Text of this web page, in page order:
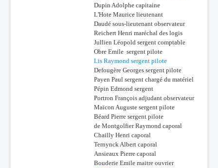
Dupin Adolphe capitaine
L'Hote Maurice lieutenant
Daudé sous-lieutenant observateur
Reichert Henri maréchal des logis
Jullien Léopold sergent comptable
Obre Emile sergent pilote
Lis Raymond sergent pilote
Defougère Georges sergent pilote
Payen Paul sergent chargé du matériel
Pépin Edmond sergent
Portron François adjudant observateur
Maïcon Auguste sergent pilote
Béard Pierre sergent pilote
de Montgolfier Raymond caporal
Chailly Henri caporal
Ternynck Albert caporal
Ansieaux Pierre caporal
Bouderie Emile maitre ouvrier